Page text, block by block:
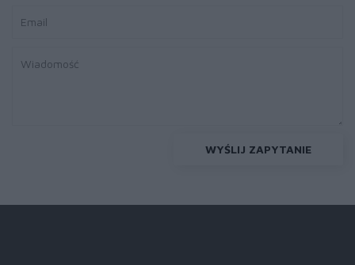
WYŚLIJ ZAPYTANIE